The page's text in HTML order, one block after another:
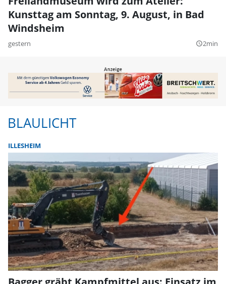
Kunsttag am Sonntag, 9. August, in Bad
Windsheim
gestern query_builder2min
BLAULICHT
ILLESHEIM